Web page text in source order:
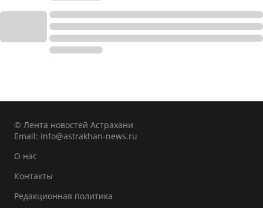
© Лента новостей Астрахани
Email: info@astrakhan-news.ru
О нас
Контакты
Редакционная политика